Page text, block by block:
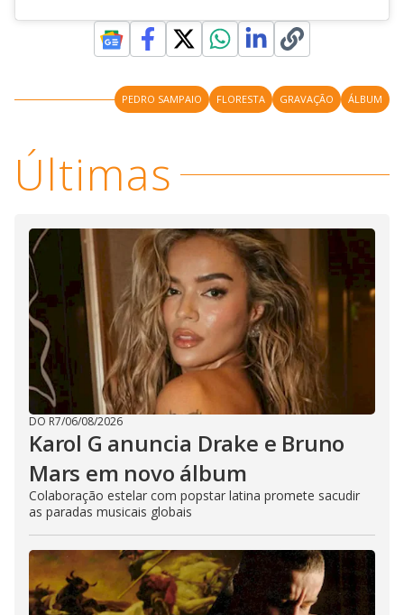
PEDRO SAMPAIO FLORESTA GRAVAÇÃO ÁLBUM
Últimas
DO R7/06/08/2026
Karol G anuncia Drake e Bruno
Mars em novo álbum
Colaboração estelar com popstar latina promete sacudir
as paradas musicais globais